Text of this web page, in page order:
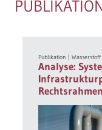
Publikation |Wasserstoff
Analyse:
Rechtsrahmen